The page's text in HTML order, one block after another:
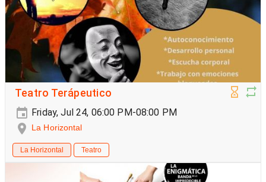
Teatro Terápeutico
Friday, Jul 24, 06:00 PM-08:00 PM
La Horizontal
La Horizontal Teatro